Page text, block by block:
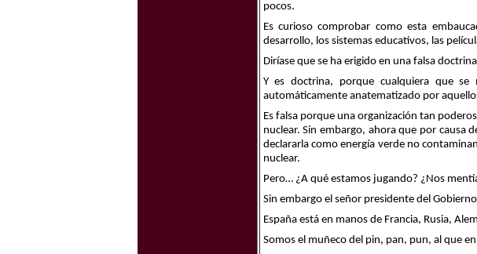
pocos.
Es curioso comprobar como esta
desarrollo, los sistemas educativos, las
Diríase que se ha erigido en una falsa
Y es doctrina, porque cualquiera que
automáticamente anatematizado por
Es falsa porque una organización tan
nuclear. Sin embargo, ahora que por causa
declararla como energía verde no
nuclear.
Pero… ¿A qué estamos jugando? ¿Nos
Sin embargo el señor presidente del
España está en manos de Francia, Rusia,
Somos el muñeco del pin, pan, pun, al que